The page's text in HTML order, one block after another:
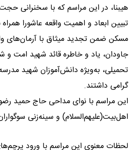
هیبنا، در این مراسم که با سخنرانی
تبیین ابعاد و اهمیت واقعه عاشورا همراه
مسکن ضمن تجدید میثاق با آرمان‌های
جاودان، یاد و خاطره قائد شهید امت و
تحمیلی، به‌ویژه دانش‌آموزان شهید
گرامی داشتند.
این مراسم با نوای مداحی حاج حمید
اهل‌بیت(علیهم‌السلام) و سینه‎‌زنی سوگواران ادامه یافت.
لحظات معنوی این مراسم با ورود